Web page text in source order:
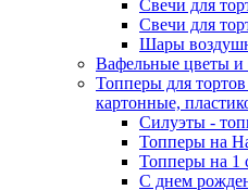
Свечи для
Свечи для
Шары
Вафельные цветы и
Топперы для
картонные,
Силуэты -
Топперы на
Топперы на 1
С днем